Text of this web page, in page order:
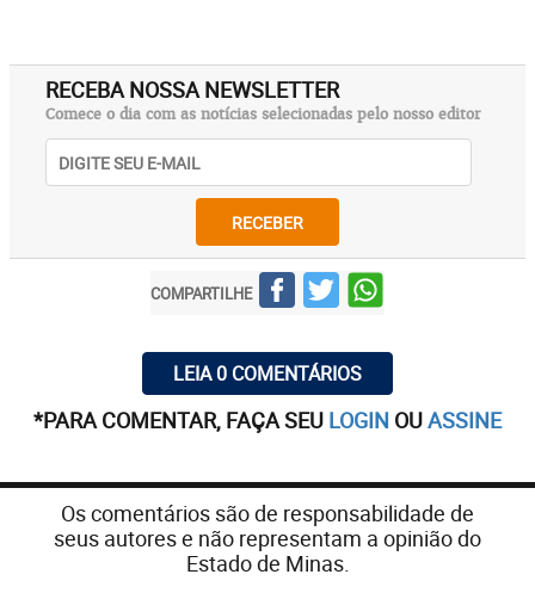
RECEBA NOSSA NEWSLETTER
Comece o dia com as notícias selecionadas pelo nosso editor
RECEBER
COMPARTILHE
LEIA 0 COMENTÁRIOS
*PARA COMENTAR, FAÇA SEU LOGIN OUASSINE
Os comentários são de responsabilidade de
seus autores e não representam a opinião do
Estado de Minas.